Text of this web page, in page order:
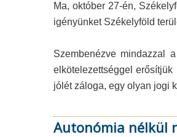
Ma, október 27-én,
igényünket Székelyföld
Szembenézve mindazzal
elkötelezettséggel
jólét záloga, egy olyan jogi
Autonómia nélkül